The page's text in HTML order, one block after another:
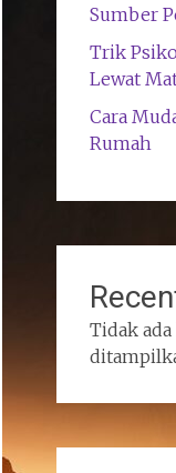
Sumber
Trik
Lewat
Cara
Rumah
Tidak